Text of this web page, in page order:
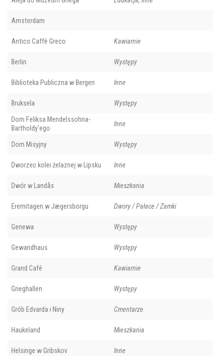
Amsterdam
Antico Caffè Greco Kawiarnie
Berlin Występy
Biblioteka Publiczna w Bergen Inne
Bruksela Występy
Dom Feliksa Mendelssohna-
Bartholdy'ego
Inne
Dom Misyjny Występy
Dworzec kolei żelaznej w Lipsku Inne
Dwór w Landås Mieszkania
Eremitagen w Jægersborgu Dwory / Pałace / Zamki
Genewa Występy
Gewandhaus Występy
Grand Café Kawiarnie
Grieghallen Występy
Grób Edvarda i Niny Cmentarze
Haukeland Mieszkania
Helsinge w Gribskov Inne